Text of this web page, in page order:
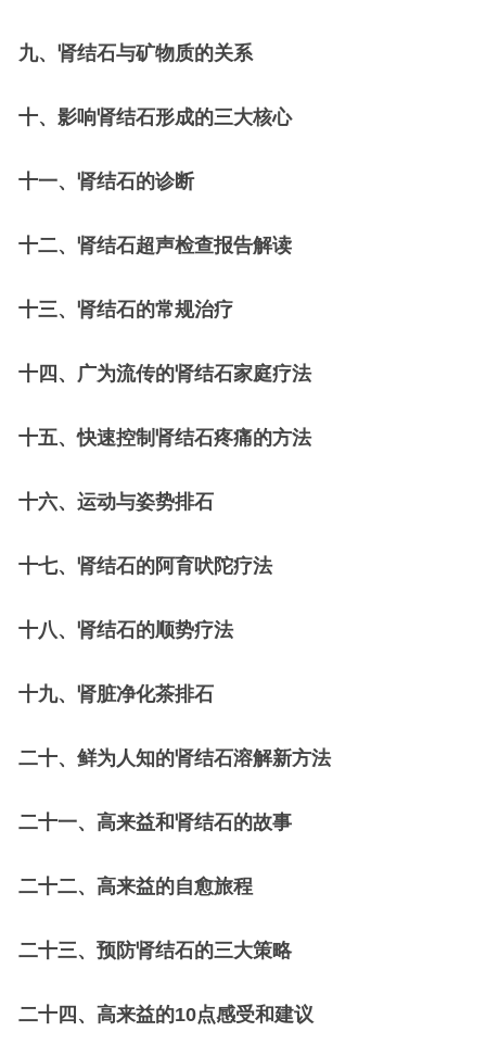
九、肾结石与矿物质的关系
十、影响肾结石形成的三大核心
十一、肾结石的诊断
十二、肾结石超声检查报告解读
十三、肾结石的常规治疗
十四、广为流传的肾结石家庭疗法
十五、快速控制肾结石疼痛的方法
十六、运动与姿势排石
十七、肾结石的阿育吠陀疗法
十八、肾结石的顺势疗法
十九、肾脏净化茶排石
二十、鲜为人知的肾结石溶解新方法
二十一、高来益和肾结石的故事
二十二、高来益的自愈旅程
二十三、预防肾结石的三大策略
二十四、高来益的10点感受和建议